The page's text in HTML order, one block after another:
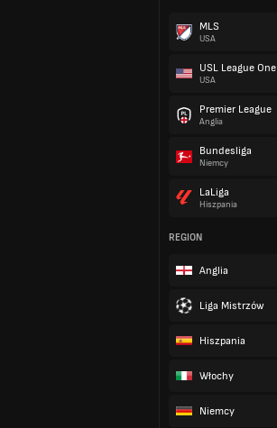
MLS
USA
USL League One
USA
Premier League
Anglia
Bundesliga
Niemcy
LaLiga
Hiszpania
REGION
Anglia
Liga Mistrzów
Hiszpania
Włochy
Niemcy